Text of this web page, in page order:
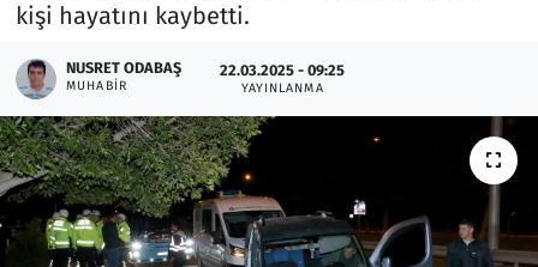
kişi hayatını kaybetti.
NUSRET ODABAŞ
MUHABIR
22.03.2025 - 09:25
YAYINLANMA
Memur ve Kamu
Otomobil
Oyun
Ramazan